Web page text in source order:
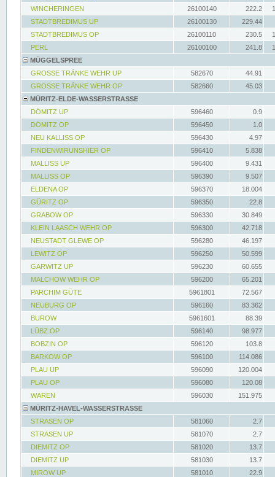
WINCHERINGEN
26100140 222.2
STADTBREDIMUS UP
26100130
229.44
STADTBREDIMUS OP
26100110 230.5
PERL
26100100 241.8
MÜGGELSPREE
GROSSE TRÄNKE WEHR UP
582670
44.91
GROSSE TRÄNKE WEHR OP
582660
45.03
MÜRITZ-ELDE-WASSERSTRASSE
DÖMITZ UP
596460
0.9
DÖMITZ OP
596450
1.0
NEU KALLISS OP
596430
4.97
FINDENWIRUNSHIER OP
596410
5.838
MALLISS UP
596400
9.431
MALLISS OP
596390
9.507
ELDENA OP
596370
18.004
GÜRITZ OP
596350
22.8
GRABOW OP
596330
30.849
KLEIN LAASCH WEHR OP
596300
42.718
NEUSTADT GLEWE OP
596280
46.197
LEWITZ OP
596250
50.599
GARWITZ UP
596230
60.655
MALCHOW WEHR OP
596200
65.201
PARCHIM GÜTE
5961801
72.567
NEUBURG OP
596160
83.362
BUROW
5961601
88.39
LÜBZ OP
596140
98.977
BOBZIN OP
596120
103.8
BARKOW OP
596100
114.086
PLAU UP
596090
120.004
PLAU OP
596080
120.08
WAREN
596030
151.975
MÜRITZ-HAVEL-WASSERSTRASSE
STRASEN OP
581060
2.7
STRASEN UP
581070
2.7
DIEMITZ OP
581020
13.7
DIEMITZ UP
581030
13.7
MIROW UP
581010
22.9